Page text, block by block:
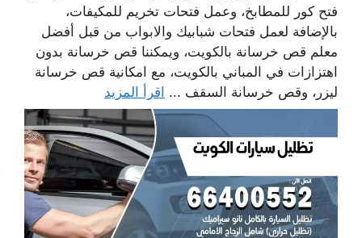
فتح كور للمطابخ، وعمل فتحات تخريم للمكيفات،
بالإضافة لعمل فتحات شبابيك والابواب من قبل أفضل
معلم قص خرسانة بالكويت، ويمكننا قص خرسانة بدون
اهتزازات في المباني بالكويت، مع امكانية قص خرسانة
ليزر، وقص خرسانة السقف ... اقرأ المزيد